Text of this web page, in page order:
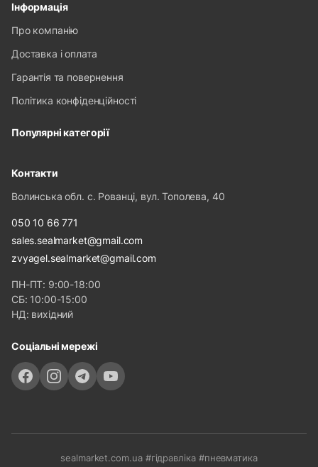
Інформація
Про компанію
Доставка і оплата
Гарантія та повернення
Політика конфіденційності
Популярні категорії
Контакти
Волинська обл. с. Рованці, вул. Тополева, 40
050 10 66 771
sales.sealmarket@gmail.com
zvyagel.sealmarket@gmail.com
ПН-ПТ: 9:00-18:00
СБ: 10:00-15:00
НД: вихідний
Соціальні мережі
sealmarket.com.ua #гідравліка #пневматика